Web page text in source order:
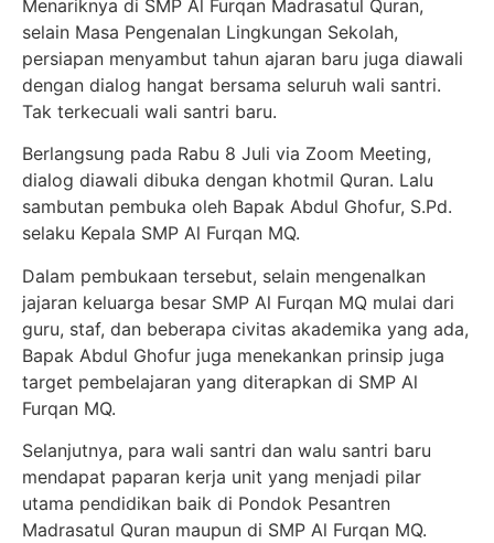
Menariknya di SMP Al Furqan Madrasatul Quran,
selain Masa Pengenalan Lingkungan Sekolah,
persiapan menyambut tahun ajaran baru juga diawali
dengan dialog hangat bersama seluruh wali santri.
Tak terkecuali wali santri baru.
Berlangsung pada Rabu 8 Juli via Zoom Meeting,
dialog diawali dibuka dengan khotmil Quran. Lalu
sambutan pembuka oleh Bapak Abdul Ghofur, S.Pd.
selaku Kepala SMP Al Furqan MQ.
Dalam pembukaan tersebut, selain mengenalkan
jajaran keluarga besar SMP Al Furqan MQ mulai dari
guru, staf, dan beberapa civitas akademika yang ada,
Bapak Abdul Ghofur juga menekankan prinsip juga
target pembelajaran yang diterapkan di SMP Al
Furqan MQ.
Selanjutnya, para wali santri dan walu santri baru
mendapat paparan kerja unit yang menjadi pilar
utama pendidikan baik di Pondok Pesantren
Madrasatul Quran maupun di SMP Al Furqan MQ.